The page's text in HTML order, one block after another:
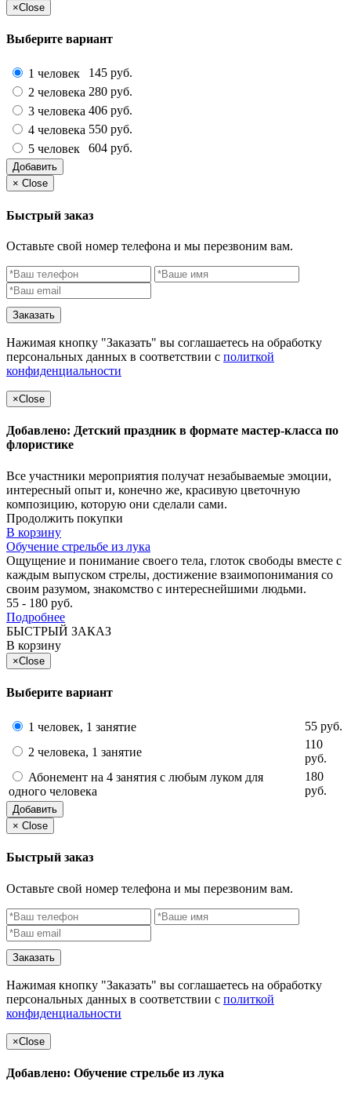
×Close
Выберите вариант
1 человек
145 руб.
2 человека 280 руб.
3 человека 406 руб.
4 человека 550 руб.
5 человек
604 руб.
Добавить
× Close
Быстрый заказ
Оставьте свой номер телефона и мы перезвоним вам.
Заказать
Нажимая кнопку "Заказать" вы соглашаетесь на обработку
персональных данных в соответствии с политкой
конфиденциальности
×Close
Добавлено: Детский праздник в формате мастер-класса по
флористике
Все участники мероприятия получат незабываемые эмоции,
интересный опыт и, конечно же, красивую цветочную
композицию, которую они сделали сами.
Продолжить покупки
В корзину
Обучение стрельбе из лука
Ощущение и понимание своего тела, глоток свободы вместе с
каждым выпуском стрелы, достижение взаимопонимания со
своим разумом, знакомство с интереснейшими людьми.
55 - 180 руб.
Подробнее
БЫСТРЫЙ ЗАКАЗ
В корзину
×Close
Выберите вариант
1 человек, 1 занятие
55 руб.
2 человека, 1 занятие
110
руб.
Абонемент на 4 занятия с любым луком для
одного человека
180
руб.
Добавить
× Close
Быстрый заказ
Оставьте свой номер телефона и мы перезвоним вам.
Заказать
Нажимая кнопку "Заказать" вы соглашаетесь на обработку
персональных данных в соответствии с политкой
конфиденциальности
×Close
Добавлено: Обучение стрельбе из лука